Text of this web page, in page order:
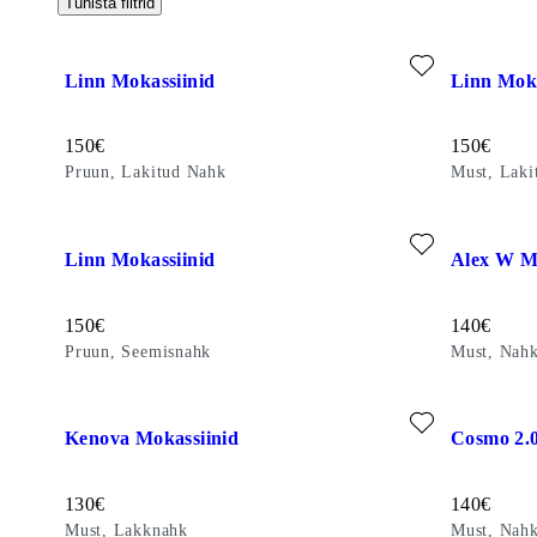
Linn Mokassiinid
Hind:
150€
Pruun, Lakitud Nahk
Lisa lemmikuks: LINN MOKASSIINID (Pruun, Lakitud Nahk)
Linn
Hind:
150€
Must,
Lisa
Linn Mokassiinid
Hind:
150€
Pruun, Seemisnahk
Lisa lemmikuks: LINN MOKASSIINID (Pruun, Seemisnahk)
Alex W
Hind:
140€
Must, Nahk
Lisa
Kenova Mokassiinid
Hind:
130€
Must, Lakknahk
Lisa lemmikuks: KENOVA MOKASSIINID (Must, Lakknahk)
Cosmo
Hind:
140€
Must, Nahk
Lisa